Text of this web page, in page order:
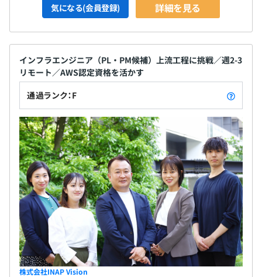
気になる(会員登録) 詳細を見る
インフラエンジニア（PL・PM候補）上流工程に挑戦／週2-3
リモート／AWS認定資格を活かす
通過ランク：F
株式会社INAP Vision